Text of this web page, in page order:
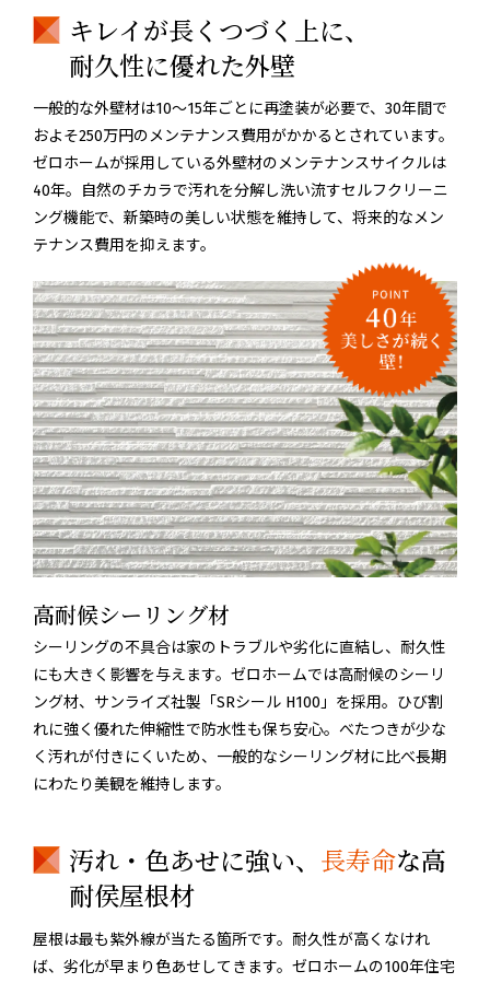
キレイが長くつづく上に、
耐久性に優れた外壁
一般的な外壁材は10〜15年ごとに再塗装が必要で、30年間で
およそ250万円のメンテナンス費用がかかるとされています。
ゼロホームが採用している外壁材のメンテナンスサイクルは
40年。自然のチカラで汚れを分解し洗い流すセルフクリーニ
ング機能で、新築時の美しい状態を維持して、将来的なメン
テナンス費用を抑えます。
高耐候シーリング材
シーリングの不具合は家のトラブルや劣化に直結し、耐久性
にも大きく影響を与えます。ゼロホームでは高耐候のシーリ
ング材、サンライズ社製「SRシール H100」を採用。ひび割
れに強く優れた伸縮性で防水性も保ち安心。べたつきが少な
く汚れが付きにくいため、一般的なシーリング材に比べ長期
にわたり美観を維持します。
汚れ・色あせに強い、 長寿命な高
耐侯屋根材
屋根は最も紫外線が当たる箇所です。耐久性が高くなけれ
ば、劣化が早まり色あせしてきます。ゼロホームの100年住宅